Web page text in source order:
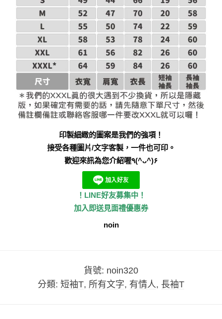
印製細緻的圖案是我們的強項！
接受各種圖片/文字客製，一件也可印。
歡迎來訊為您介紹喔٩(^ᴗ^)۶
！LINE好友募集中！
加入即送見面禮優惠券
noin
貨號: noin320
分類: 短袖T, 所有文字, 有情人, 長袖T